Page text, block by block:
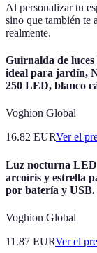
Al personalizar tu
sino que también te
realmente.
Guirnalda de
ideal para jardín,
250 LED, blanco
Voghion Global
16.82 EURVer el
Luz nocturna LED
arcoíris y estrella
por batería y
Voghion Global
11.87 EURVer el